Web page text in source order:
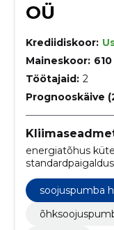
OÜ
Krediidiskoor:
Maineskoor: 610
Töötajaid: 2
Prognooskäive
energiatõhus
& Hunter
elamu
soojuspumba
soojuspumba